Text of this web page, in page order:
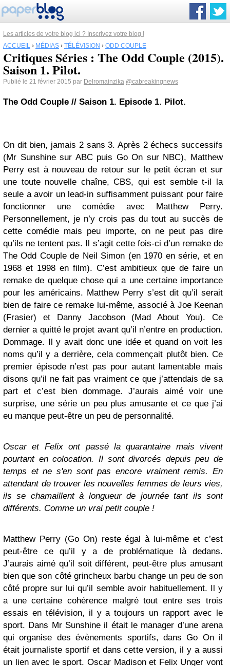
Les articles de votre blog ici ? Inscrivez votre blog !
ACCUEIL › MÉDIAS › TÉLÉVISION › ODD COUPLE
Critiques Séries : The Odd Couple (2015).
Saison 1. Pilot.
Publié le 21 février 2015 par Delromainzika @cabreakingnews
The Odd Couple // Saison 1. Episode 1. Pilot.
On dit bien, jamais 2 sans 3. Après 2 échecs successifs
(Mr Sunshine sur ABC puis Go On sur NBC), Matthew
Perry est à nouveau de retour sur le petit écran et sur
une toute nouvelle chaîne, CBS, qui est semble t-il la
seule a avoir un lead-in suffisamment puissant pour faire
fonctionner une comédie avec Matthew Perry.
Personnellement, je n’y crois pas du tout au succès de
cette comédie mais peu importe, on ne peut pas dire
qu’ils ne tentent pas. Il s’agit cette fois-ci d’un remake de
The Odd Couple de Neil Simon (en 1970 en série, et en
1968 et 1998 en film). C’est ambitieux que de faire un
remake de quelque chose qui a une certaine importance
pour les américains. Matthew Perry s’est dit qu’il serait
bien de faire ce remake lui-même, associé à Joe Keenan
(Frasier) et Danny Jacobson (Mad About You). Ce
dernier a quitté le projet avant qu’il n’entre en production.
Dommage. Il y avait donc une idée et quand on voit les
noms qu’il y a derrière, cela commençait plutôt bien. Ce
premier épisode n’est pas pour autant lamentable mais
disons qu’il ne fait pas vraiment ce que j’attendais de sa
part et c’est bien dommage. J’aurais aimé voir une
surprise, une série un peu plus amusante et ce que j’ai
eu manque peut-être un peu de personnalité.
Oscar et Felix ont passé la quarantaine mais vivent
pourtant en colocation. Il sont divorcés depuis peu de
temps et ne s'en sont pas encore vraiment remis. En
attendant de trouver les nouvelles femmes de leurs vies,
ils se chamaillent à longueur de journée tant ils sont
différents. Comme un vrai petit couple !
Matthew Perry (Go On) reste égal à lui-même et c’est
peut-être ce qu’il y a de problématique là dedans.
J’aurais aimé qu’il soit différent, peut-être plus amusant
bien que son côté grincheux barbu change un peu de son
côté propre sur lui qu’il semble avoir habituellement. Il y
a une certaine cohérence malgré tout entre ses trois
essais en télévision, il y a toujours un rapport avec le
sport. Dans Mr Sunshine il était le manager d’une arena
qui organise des évènements sportifs, dans Go On il
était journaliste sportif et dans cette version, il y a aussi
un lien avec le sport. Oscar Madison et Felix Unger vont